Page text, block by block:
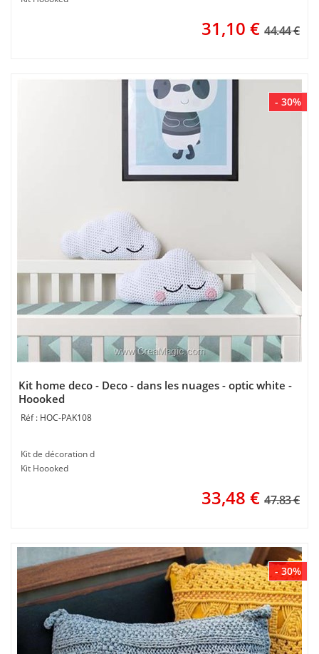
31,10 € 44.44 €
- 30%
Kit home deco - Deco - dans les nuages - optic white -
Hoooked
HOC-PAK108
Kit de décoration d
Kit Hoooked
33,48 € 47.83 €
- 30%